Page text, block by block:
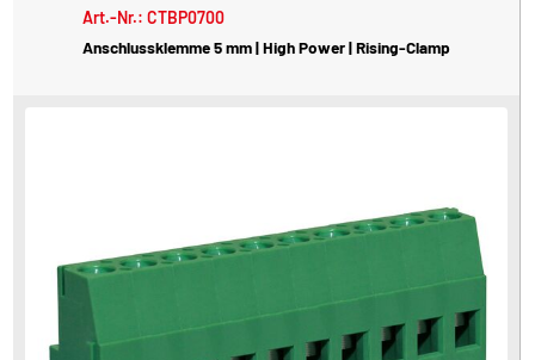
Art.-Nr.: CTBP0700
Anschlussklemme 5 mm | High Power | Rising-Clamp